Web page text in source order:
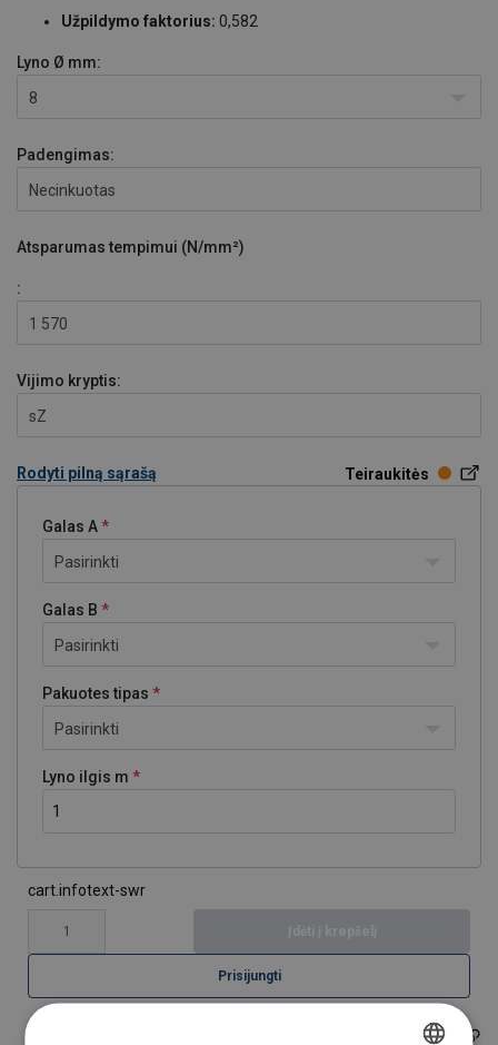
Užpildymo faktorius: 0,582
Lyno Ø mm:
8
Padengimas:
Necinkuotas
Atsparumas tempimui (N/mm²)
:
1 570
Vijimo kryptis:
sZ
Rodyti pilną sąrašą Teiraukitės
Galas A
Pasirinkti
Galas B
Pasirinkti
Pakuotes tipas
Pasirinkti
Lyno ilgis m
cart.infotext-swr
Įdėti į krepšelį
Prisijungti
106100804020541